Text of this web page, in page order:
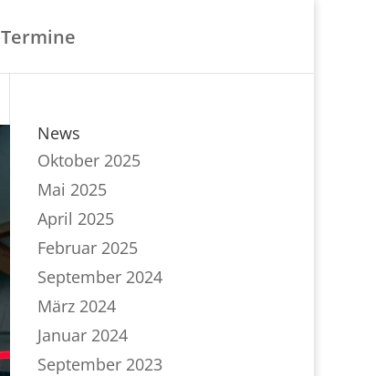
Termine
News
Oktober 2025
Mai 2025
April 2025
Februar 2025
September 2024
März 2024
Januar 2024
September 2023